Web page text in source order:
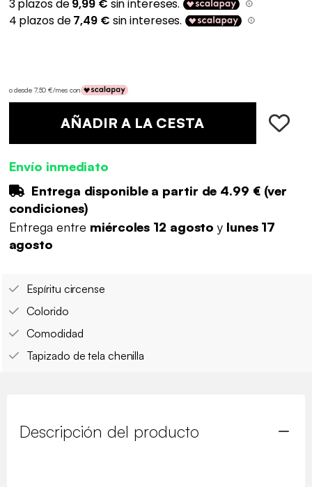
o desde 7,50 €/mes con
AÑADIR A LA CESTA
Envío inmediato
Entrega disponible a partir de 4.99 €(ver
condiciones)
Entrega entre miércoles 12 agostoy lunes 17
agosto
Espíritu circense
Colorido
Comodidad
Tapizado de tela chenilla
Descripción del producto